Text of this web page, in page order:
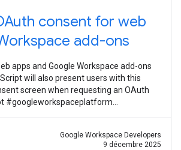
consent for web
add-ons
apps and Google Workspace add-ons
will also present users with this
screen when requesting an OAuth
#googleworkspaceplatform
Google Workspace Developers
9 décembre 2025